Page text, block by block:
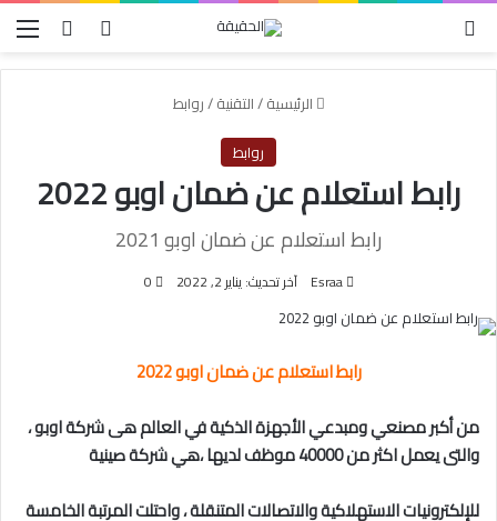
بحث عنتسجيل
الرئيسية/التقنية/روابط
روابط
رابط استعلام عن ضمان اوبو 2022
رابط استعلام عن ضمان اوبو 2021
Esraa آخر تحديث: يناير 2, 2022 0
رابط استعلام عن ضمان اوبو 2022
من أكبر مصنعي ومبدعي الأجهزة الذكية في العالم هى شركة اوبو ،
والتى يعمل اكثر من 40000 موظف لديها ،هي شركة صينية
للإلكترونيات الاستهلاكية والاتصالات المتنقلة ، واحتلت المرتبة الخامسة